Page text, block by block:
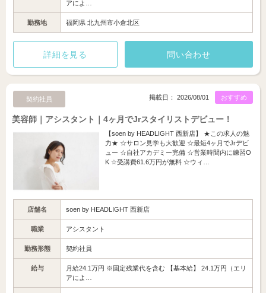
アによ…
勤務地 福岡県 北九州市小倉北区
詳細を見る 問い合わせ
契約社員 おすすめ
掲載日： 2026/08/01
美容師｜アシスタント｜4ヶ月でJrスタイリストデビュー！
【soen by HEADLIGHT 西新店】 ★この求人の魅
力★ ☆サロン見学も大歓迎 ☆最短4ヶ月でJrデビ
ュー ☆自社アカデミー完備 ☆営業時間内に練習O
K ☆受講費61.6万円が無料 ☆ウィ…
店舗名 soen by HEADLIGHT 西新店
職業 アシスタント
勤務形態 契約社員
給与
月給24.1万円 ※固定残業代を含む 【基本給】 24.1万円（エリ
アによ…